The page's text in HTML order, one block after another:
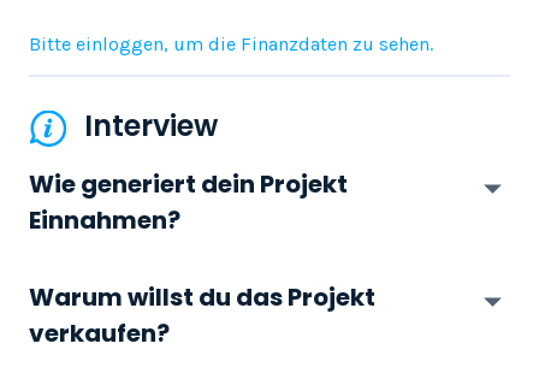
Bitte einloggen, um die Finanzdaten zu sehen.
Interview
Wie generiert dein Projekt
Einnahmen?
Warum willst du das Projekt
verkaufen?